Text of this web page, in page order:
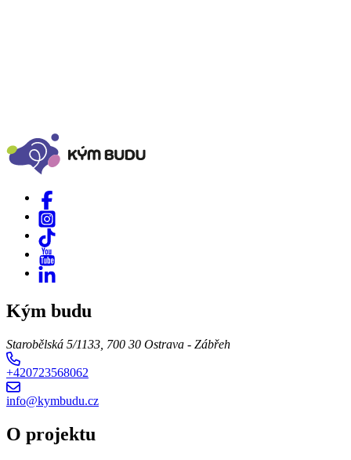
Kým budu
Starobělská 5/1133, 700 30 Ostrava - Zábřeh
+420723568062
info@kymbudu.cz
O projektu